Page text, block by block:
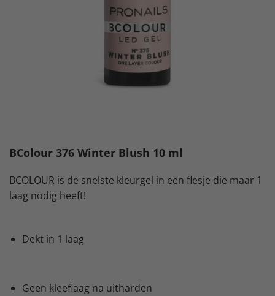
BColour 376 Winter Blush 10 ml
BCOLOUR is de snelste kleurgel in een flesje die maar 1
laag nodig heeft!
Dekt in 1 laag
Geen kleeflaag na uitharden